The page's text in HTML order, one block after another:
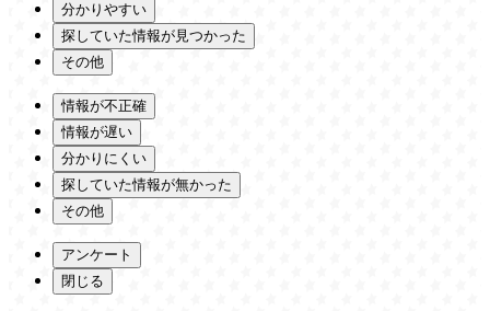
分かりやすい
探していた情報が見つかった
その他
情報が不正確
情報が遅い
分かりにくい
探していた情報が無かった
その他
アンケート
閉じる